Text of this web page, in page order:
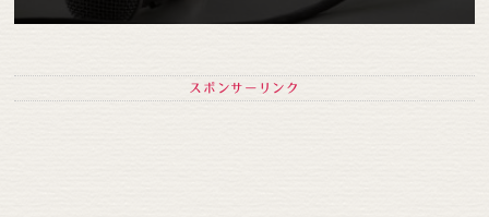
スポンサーリンク